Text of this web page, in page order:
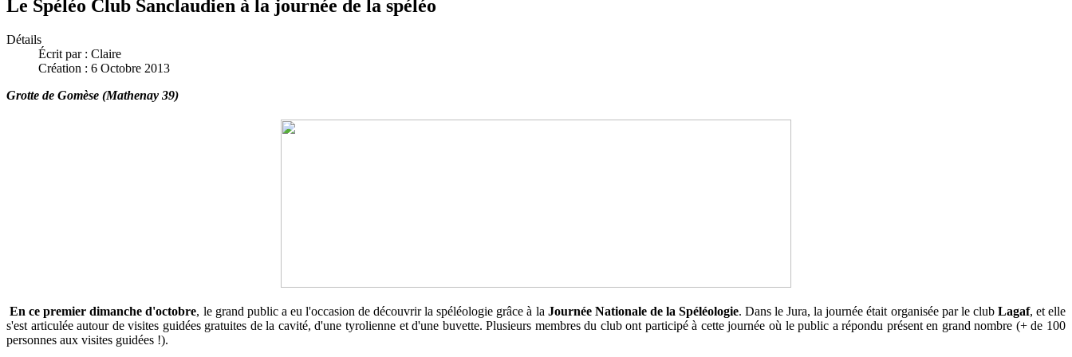
Le Spéléo Club Sanclaudien à la journée de la spéléo
Détails
Écrit par : Claire
Création : 6 Octobre 2013
Grotte de Gomèse (Mathenay 39)
En ce premier dimanche d'octobre, le grand public a eu l'occasion de découvrir la spéléologie grâce à la Journée Nationale de la Spéléologie. Dans le Jura, la journée était organisée par le club Lagaf, et elle
s'est articulée autour de visites guidées gratuites de la cavité, d'une tyrolienne et d'une buvette. Plusieurs membres du club ont participé à cette journée où le public a répondu présent en grand nombre (+ de 100
personnes aux visites guidées !).